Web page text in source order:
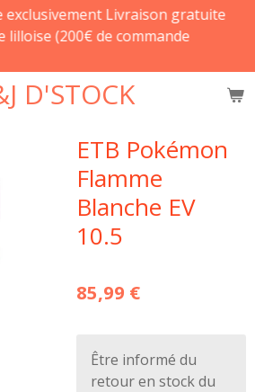
D'STOCK
exclusivement Livraison gratuite
lilloise (200€ de commande
ETB Pokémon
Flamme
Blanche EV
10.5
85,99 €
Être informé du
retour en stock du